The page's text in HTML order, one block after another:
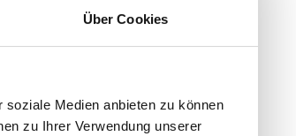
Über Cookies
Medien anbieten zu können
zu Ihrer Verwendung unserer
gerne!